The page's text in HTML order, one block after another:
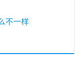
不一样